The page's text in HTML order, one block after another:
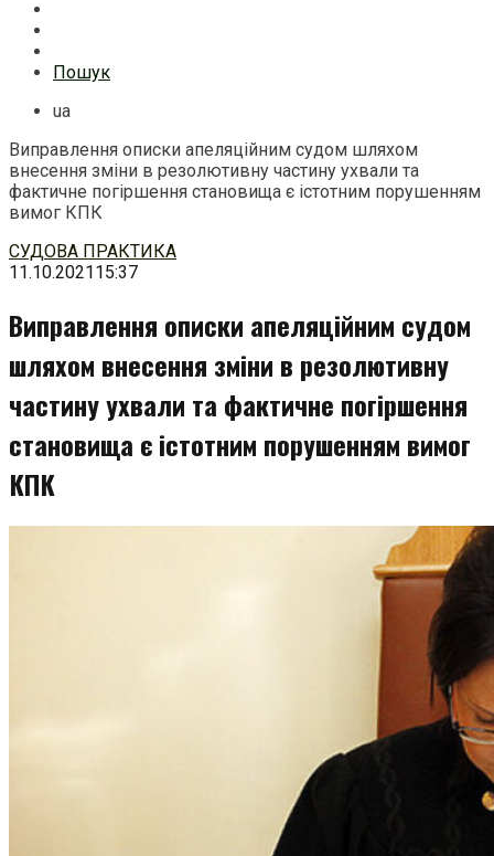
Пошук
ua
Виправлення описки апеляційним судом шляхом
внесення зміни в резолютивну частину ухвали та
фактичне погіршення становища є істотним порушенням
вимог КПК
Перейти
до
СУДОВА ПРАКТИКА
11.10.202115:37
Виправлення описки апеляційним судом
шляхом внесення зміни в резолютивну
частину ухвали та фактичне погіршення
становища є істотним порушенням вимог
КПК